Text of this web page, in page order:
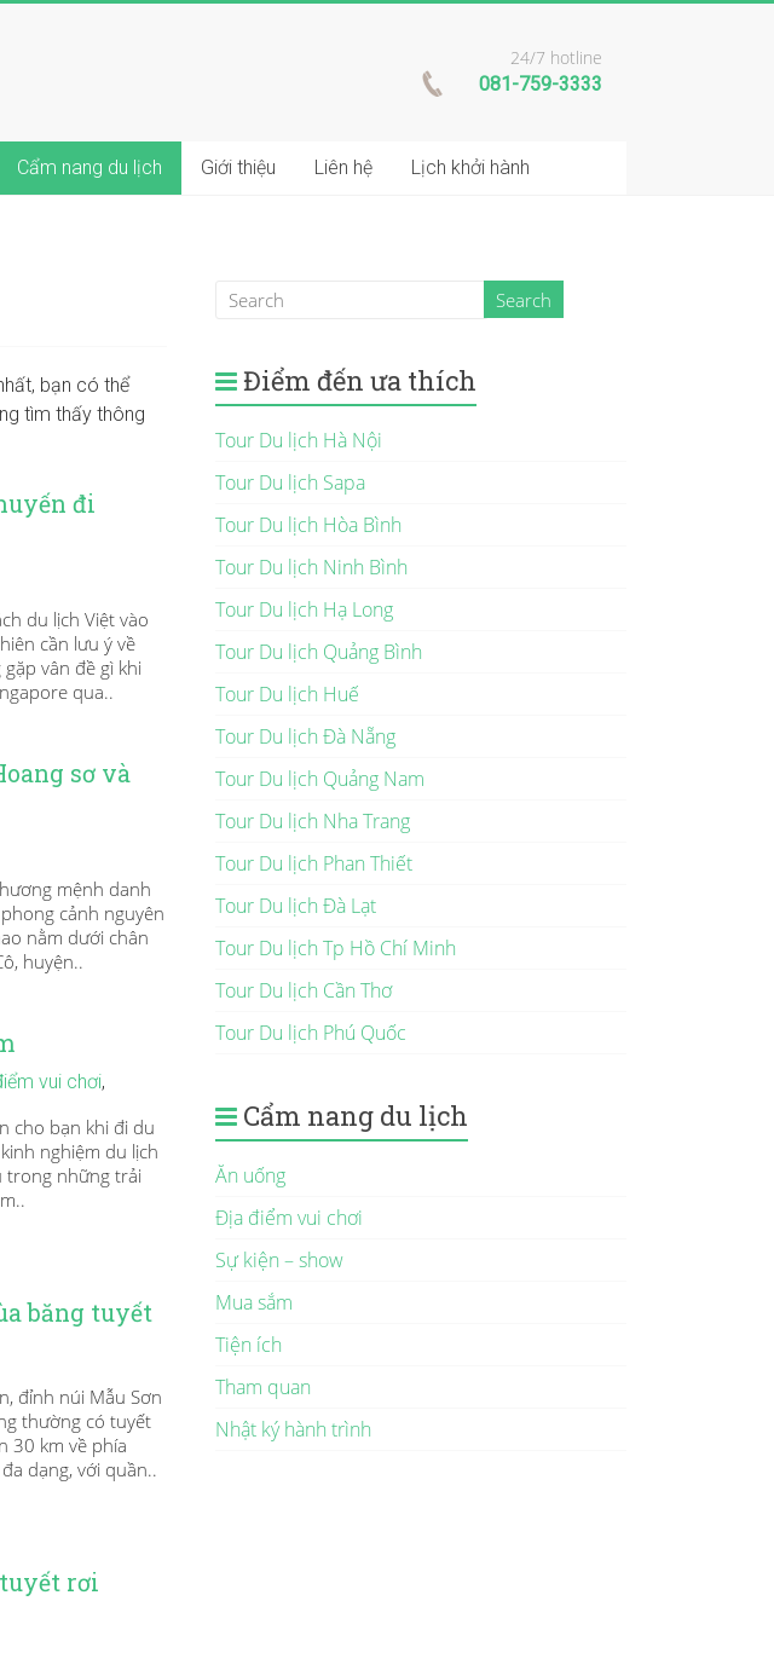
24/7 hotline
081-759-3333
Cẩm nang du lịch Giới thiệu Liên hệ Lịch khởi hành
bạn có thể
tìm thấy thông
đi
du lịch Việt vào
cần lưu ý về
vân đề gì khi
qua..
sơ và
mệnh danh
cảnh nguyên
nằm dưới chân
huyện..
vui chơi,
cho bạn khi đi du
nghiệm du lịch
trong những trải
băng tuyết
đỉnh núi Mẫu Sơn
thường có tuyết
30 km về phía
dạng, với quần..
rơi
Điểm đến ưa thích
Tour Du lịch Hà Nội
Tour Du lịch Sapa
Tour Du lịch Hòa Bình
Tour Du lịch Ninh Bình
Tour Du lịch Hạ Long
Tour Du lịch Quảng Bình
Tour Du lịch Huế
Tour Du lịch Đà Nẵng
Tour Du lịch Quảng Nam
Tour Du lịch Nha Trang
Tour Du lịch Phan Thiết
Tour Du lịch Đà Lạt
Tour Du lịch Tp Hồ Chí Minh
Tour Du lịch Cần Thơ
Tour Du lịch Phú Quốc
Cẩm nang du lịch
Ăn uống
Địa điểm vui chơi
Sự kiện – show
Mua sắm
Tiện ích
Tham quan
Nhật ký hành trình